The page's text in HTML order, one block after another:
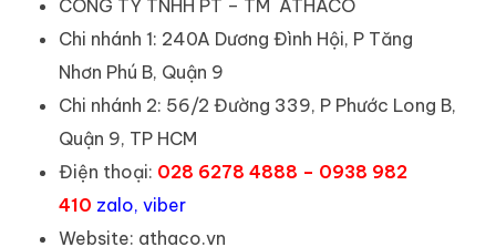
CÔNG TY TNHH PT – TM ATHACO
Chi nhánh 1: 240A Dương Đình Hội, P Tăng
Nhơn Phú B, Quận 9
Chi nhánh 2: 56/2 Đường 339, P Phước Long B,
Quận 9, TP HCM
Điện thoại: 028 6278 4888 – 0938 982
410 zalo, viber
Website: athaco.vn